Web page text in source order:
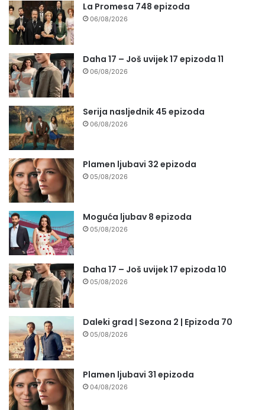
La Promesa 748 epizoda
06/08/2026
Daha 17 – Još uvijek 17 epizoda 11
06/08/2026
Serija nasljednik 45 epizoda
06/08/2026
Plamen ljubavi 32 epizoda
05/08/2026
Moguća ljubav 8 epizoda
05/08/2026
Daha 17 – Još uvijek 17 epizoda 10
05/08/2026
Daleki grad | Sezona 2 | Epizoda 70
05/08/2026
Plamen ljubavi 31 epizoda
04/08/2026